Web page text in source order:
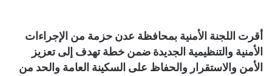
أقرت اللجنة الأمنية بمحافظة عدن حزمة من الإجراءات
الأمنية والتنظيمية الجديدة ضمن خطة تهدف إلى تعزيز
الأمن والاستقرار والحفاظ على السكينة العامة والحد من